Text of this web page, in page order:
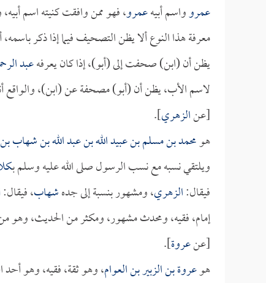
عمروواسم أبيهعمرو، فهو ممن وافقت كنيته اسم
معرفة هذا النوع ألا يظن التصحيف فيما إذا ذكر
يظن أن (ابن) صحفت إلى (أبو)، إذا كان يعرفهعبد
لاسم الأب، يظن أن (أبو) مصحفة عن (ابن)،
[عنالزهري].
هومحمد بن مسلم بن عبيد الله بن عبد الله بن شهاب
ويلتقي نسبه مع نسب الرسول صلى الله عليه وسلم بـ
فيقال:الزهري، ومشهور بنسبة إلى جدهشهاب، فيقال:
إمام، فقيه، ومحدث مشهور، ومكثر من الحديث، وهو
[عنعروة].
هوعروة بن الزبير بن العوام، وهو ثقة، فقيه، وهو أحد